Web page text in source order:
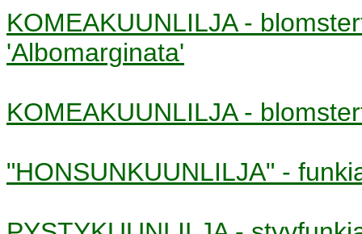
KOMEAKUUNLILJA -
'Albomarginata'
KOMEAKUUNLILJA -
"HONSUNKUUNLILJA" -